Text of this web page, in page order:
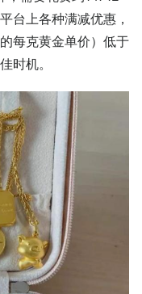
台上各种满减优惠，
每克黄金单价）低于
时机。